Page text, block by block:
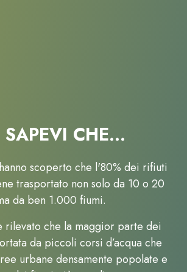
SAPEVI CHE…
scoperto che l'80% dei rifiuti
trasportato non solo da 10 o 20
da ben 1.000 fiumi.
rilevato che la maggior parte dei
da piccoli corsi d’acqua che
urbane densamente popolate e